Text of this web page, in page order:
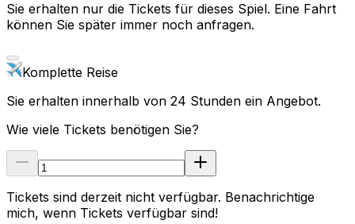
Sie erhalten nur die Tickets für dieses Spiel. Eine Fahrt
können Sie später immer noch anfragen.
Komplette Reise
Sie erhalten innerhalb von 24 Stunden ein Angebot.
Wie viele Tickets benötigen Sie?
Tickets sind derzeit nicht verfügbar. Benachrichtige
mich, wenn Tickets verfügbar sind!